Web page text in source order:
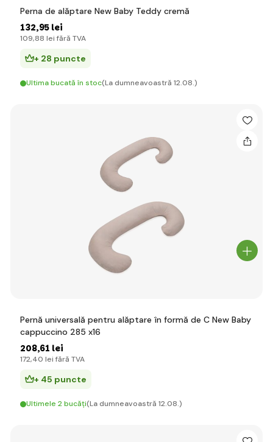
Perna de alăptare New Baby Teddy cremă
132,95 lei
109,88 lei fără TVA
+ 28 puncte
Ultima bucată în stoc(La dumneavoastră 12.08.)
Pernă universală pentru alăptare în formă de C New Baby
cappuccino 285 x16
208,61 lei
172,40 lei fără TVA
+ 45 puncte
Ultimele 2 bucăți(La dumneavoastră 12.08.)